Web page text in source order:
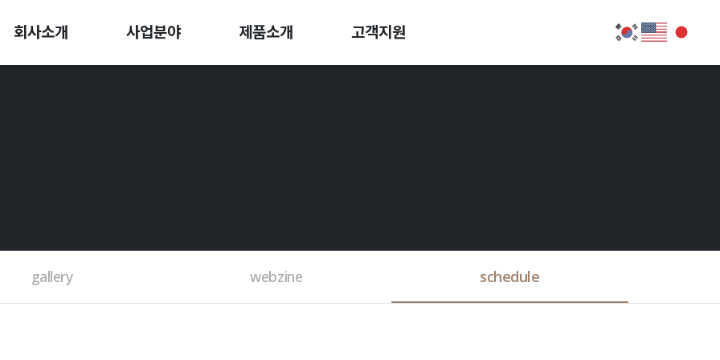
회사소개 사업분야 제품소개 고객지원
gallery webzine schedule